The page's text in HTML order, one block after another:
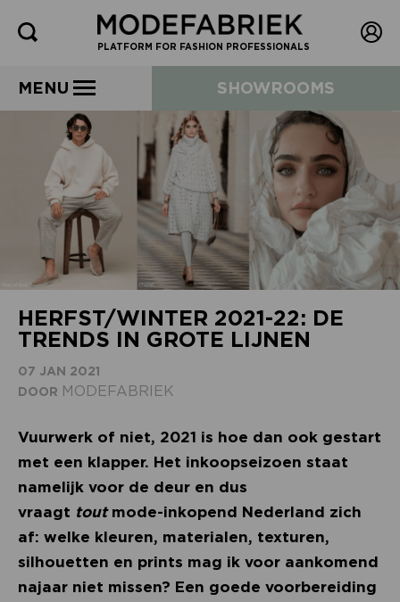
PLATFORM FOR FASHION PROFESSIONALS
MENU SHOWROOMS
HERFST/WINTER 2021-22: DE
TRENDS IN GROTE LIJNEN
07 JAN 2021
DOOR MODEFABRIEK
Vuurwerk of niet, 2021 is hoe dan ook gestart
met een klapper. Het inkoopseizoen staat
namelijk voor de deur en dus
vraagt tout mode-inkopend Nederland zich
af: welke kleuren, materialen, texturen,
silhouetten en prints mag ik voor aankomend
najaar niet missen? Een goede voorbereiding